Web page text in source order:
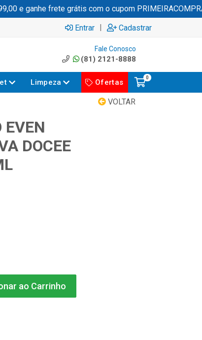
e ganhe frete grátis com o cupom PRIMEIRACOMPRA
Entrar | Cadastrar
Fale Conosco
(81) 2121-8888
Limpeza Ofertas
0
VOLTAR
EVEN
DOCEE
ao Carrinho